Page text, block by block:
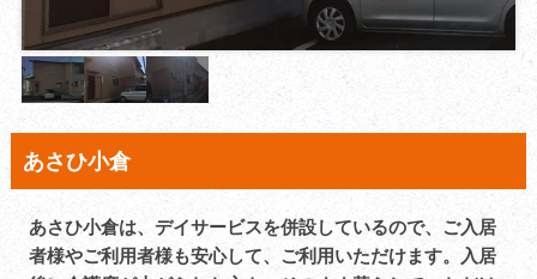
あさひ小倉
あさひ小倉は、デイサービスを併設しているので、ご入居
者様やご利用者様も安心して、ご利用いただけます。入居